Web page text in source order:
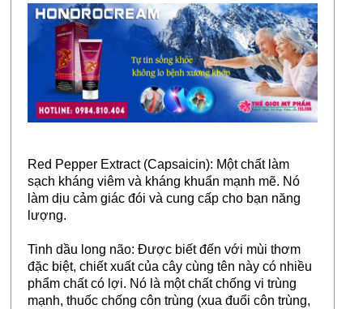
Red Pepper Extract (Capsaicin): Một chất làm
sạch kháng viêm và kháng khuẩn mạnh mẽ. Nó
làm dịu cảm giác đói và cung cấp cho bạn năng
lượng.
Tinh dầu long não: Được biết đến với mùi thơm
đặc biệt, chiết xuất của cây cùng tên này có nhiều
phẩm chất có lợi. Nó là một chất chống vi trùng
mạnh, thuốc chống côn trùng (xua đuổi côn trùng,